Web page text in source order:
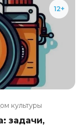
12+
культуры
задачи,